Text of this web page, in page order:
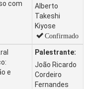
com
Alberto
Takeshi
Kiyose
Confirmado
e
Palestrante:
João Ricardo
Cordeiro
Fernandes